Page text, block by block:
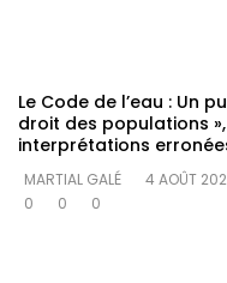
Le Code de l’eau : Un
droit des populations
interprétations
MARTIAL GALÉ
4 AOÛT
0
0 0